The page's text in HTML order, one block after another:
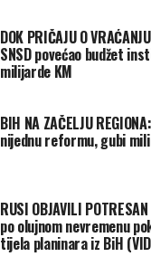
DOK PRIČAJU O
SNSD povećao budžet
milijarde KM
BIH NA ZAČELJU
nijednu reformu, gubi
RUSI OBJAVILI
po olujnom nevremenu
tijela planinara iz BiH